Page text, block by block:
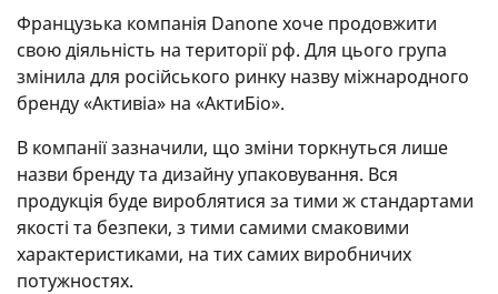
Французька компанія Danone хоче продовжити
свою діяльність на території рф. Для цього група
змінила для російського ринку назву міжнародного
бренду «Активіа» на «АктиБіо».
В компанії зазначили, що зміни торкнуться лише
назви бренду та дизайну упаковування. Вся
продукція буде вироблятися за тими ж стандартами
якості та безпеки, з тими самими смаковими
характеристиками, на тих самих виробничих
потужностях.